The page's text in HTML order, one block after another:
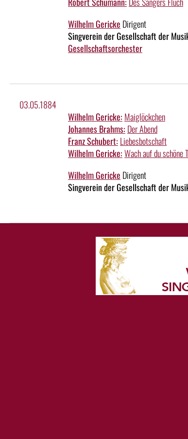
Wilhelm Gericke Dirigent
Singverein der Gesellschaft der
Gesellschaftsorchester
03.05.1884
Wilhelm Gericke: Maiglöckchen
Johannes Brahms: Der Abend
Franz Schubert: Liebesbotschaft
Wilhelm Gericke:Wach auf du schöne
Wilhelm Gericke Dirigent
Singverein der Gesellschaft der